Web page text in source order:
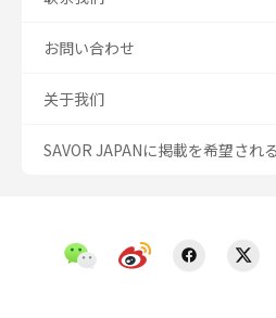
お問い合わせ
关于我们
SAVOR JAPANに掲載を希望され